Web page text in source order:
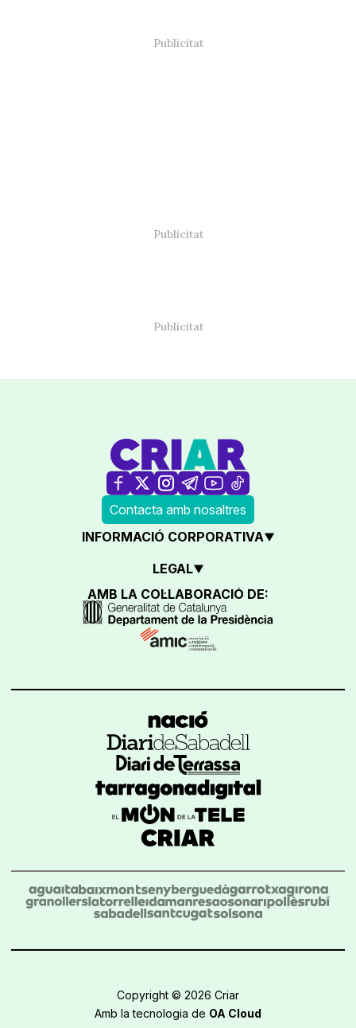
Contacta amb nosaltres
INFORMACIÓ CORPORATIVA
LEGAL
AMB LA COL·LABORACIÓ DE:
Copyright © 2026 Criar
Amb la tecnologia de OA Cloud